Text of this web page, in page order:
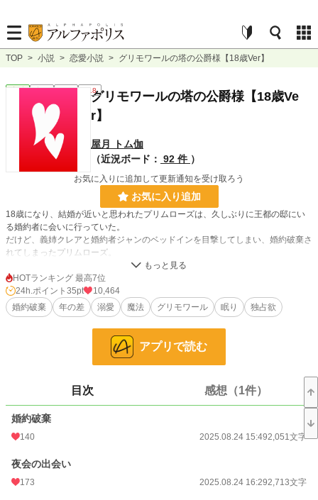
TOP > 小説 > 恋愛小説 > グリモワールの塔の公爵様【18歳Ver】
恋愛 完結 長編 R18グリモワールの塔の公爵様【18歳Ve
r】
屋月 トム伽
（近況ボード： 92 件 ）
お気に入りに追加して更新通知を受け取ろう
お気に入り追加
18歳になり、結婚が近いと思われたプリムローズは、久しぶりに王都の邸にい
る婚約者に会いに行っていた。
だけど、義姉クレアと婚約者ジャンのベッドインを目撃してしまい、婚約破棄さ
れてしまったプリムローズ。
プレスコット伯爵家から追い出すための名目で、金持ちの子爵様に売られるも同
然の後妻に入ることになったプリムローズ。
そんなある日、夜会で出会ったクライド・レイヴンクロフト次期公爵様から結婚
をもうしこまれる。
しかし、クライドにはすでに親の決めた婚約者がおり、第2夫人でいいなら……
後妻に入るよりは、第2夫人のほうがマシかもとか思っていると、約束だ、と頬
でも、クライドとのデートの日にプリムローズは来なかった。
約束をすっぽかされたと思ったクライドは、その日から一向にプリムローズと会
時折出す手紙のやり取り。プリムローズがどうしたいのかわからないクライドは
困惑していた。
HOTランキング 最高7位
24h.ポイント 35pt
10,464
婚約破棄
年の差 溺愛 魔法 グリモワール 眠り 独占欲
アプリで読む
目次 感想（1件）
婚約破棄
140 2025.08.24 15:492,051文字
夜会の出会い
173 2025.08.24 16:292,713文字